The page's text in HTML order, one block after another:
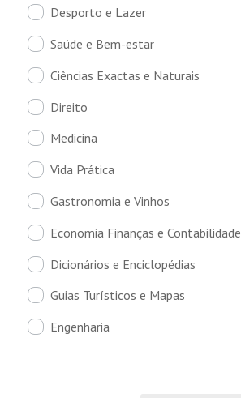
Desporto e Lazer
Saúde e Bem-estar
Ciências Exactas e Naturais
Direito
Medicina
Vida Prática
Gastronomia e Vinhos
Economia Finanças e Contabilidade
Dicionários e Enciclopédias
Guias Turísticos e Mapas
Engenharia